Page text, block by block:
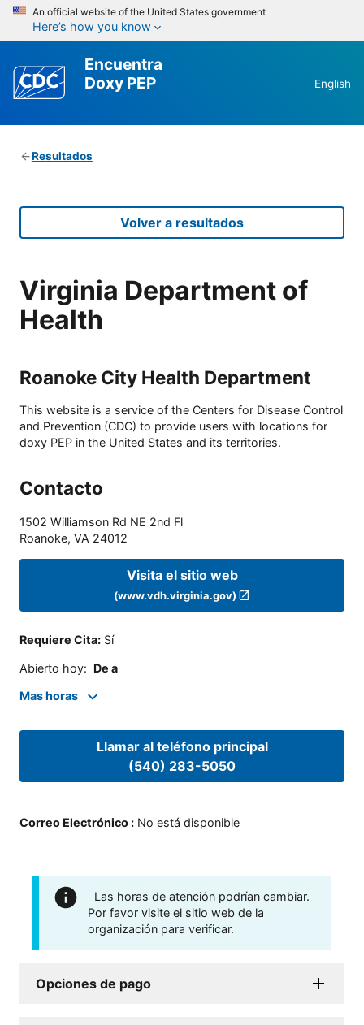
An official website of the United States government
Here’s how you know
Encuentra
Doxy PEP
English
Resultados
Volver a resultados
Virginia Department of
Health
Roanoke City Health Department
This website is a service of the Centers for Disease Control
and Prevention (CDC) to provide users with locations for
doxy PEP in the United States and its territories.
Contacto
1502 Williamson Rd NE 2nd Fl
Roanoke, VA 24012
Visita el sitio web
(www.vdh.virginia.gov)
Requiere Cita: Sí
Abierto hoy: De a
Mas horas
Llamar al teléfono principal
(540) 283-5050
Correo Electrónico : No está disponible
Las horas de atención podrían cambiar.
Por favor visite el sitio web de la
organización para verificar.
Opciones de pago